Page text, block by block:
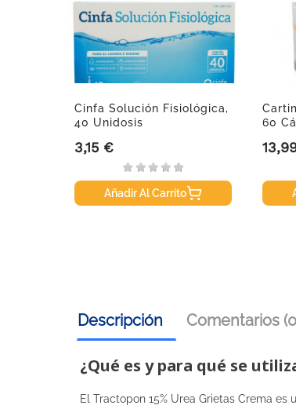
Cinfa Solución Fisiológica,
40 Unidosis
Precio
3,15 €
Añadir Al Carrito
60
Descripción Comentarios
¿Qué es y para qué se
El Tractopon 15% Urea Grietas Crema